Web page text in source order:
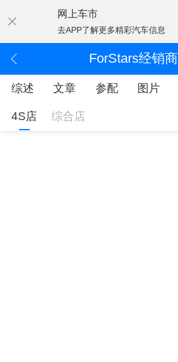
网上车市
去APP了解更多精彩汽车信息
ForStars经销商
综述 文章 参配 图片
4S店 综合店